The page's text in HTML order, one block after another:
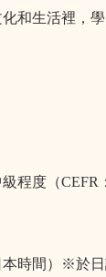
和生活裡，
程度（CEFR
本時間）※於